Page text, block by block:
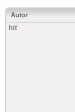
Autor
hit